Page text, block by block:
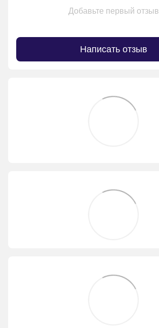
Добавьте первый отзыв
Написать отзыв